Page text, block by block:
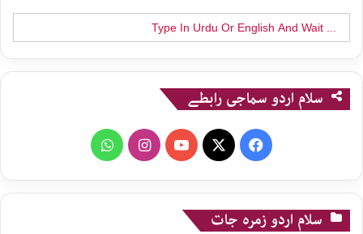
Search
for:
سلام اردو سماجی رابطے
Facebook
YouTube
Instagram
WhatsApp
سلام اردو زمرہ جات